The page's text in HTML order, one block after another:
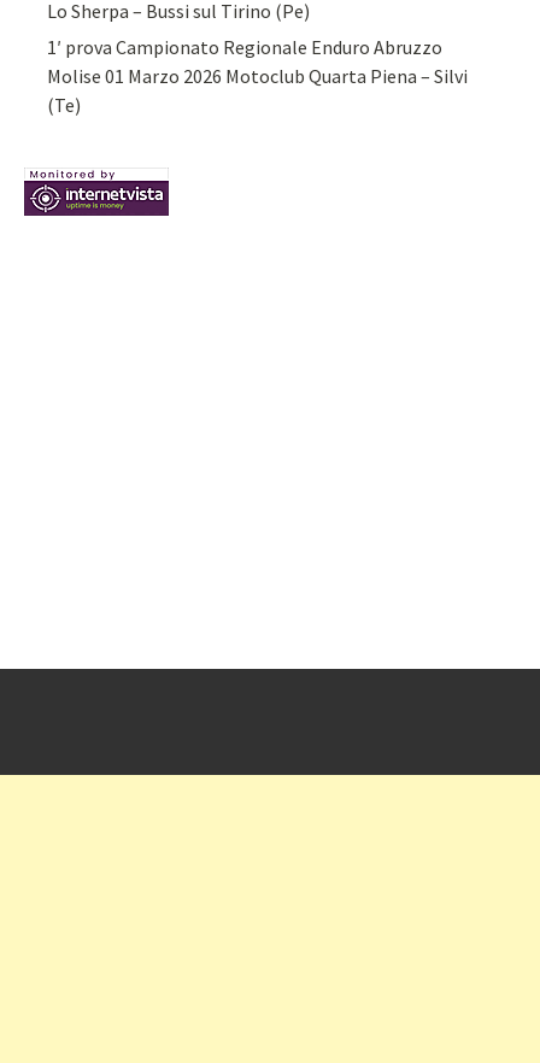
Lo Sherpa – Bussi sul Tirino (Pe)
1′ prova Campionato Regionale Enduro Abruzzo
Molise 01 Marzo 2026 Motoclub Quarta Piena – Silvi
(Te)